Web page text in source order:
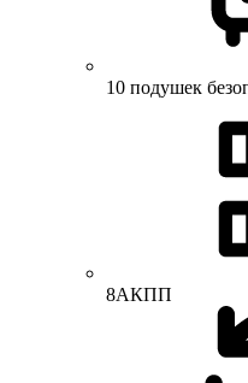
10 подушек
8АКПП